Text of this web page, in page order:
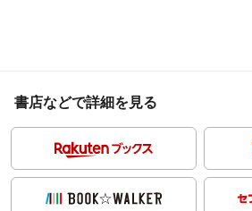
書店などで詳細を見る